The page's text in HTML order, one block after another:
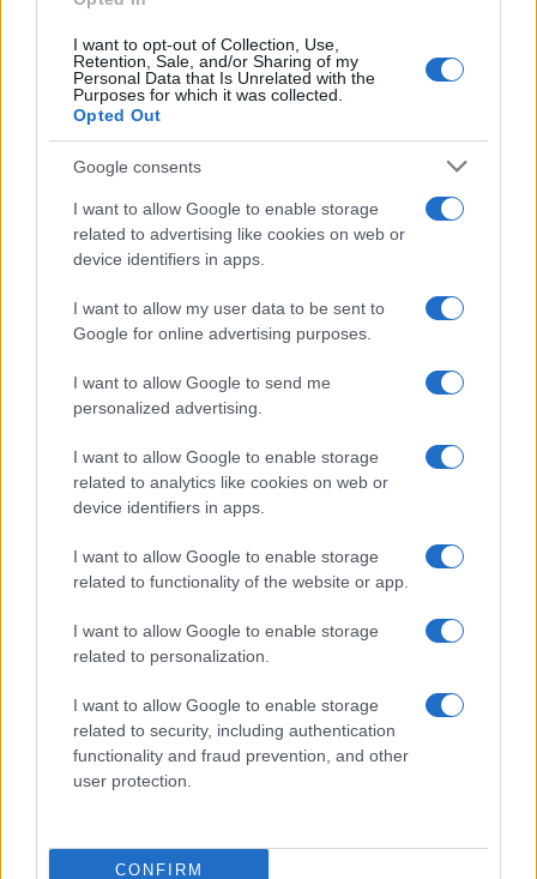
I want to opt-out of Collection, Use,
Retention, Sale, and/or Sharing of my
Personal Data that Is Unrelated with the
Purposes for which it was collected.
Opted Out
Google consents
I want to allow Google to enable storage
related to advertising like cookies on web or
device identifiers in apps.
I want to allow my user data to be sent to
Google for online advertising purposes.
I want to allow Google to send me
personalized advertising.
I want to allow Google to enable storage
related to analytics like cookies on web or
device identifiers in apps.
I want to allow Google to enable storage
related to functionality of the website or app.
I want to allow Google to enable storage
related to personalization.
I want to allow Google to enable storage
related to security, including authentication
functionality and fraud prevention, and other
user protection.
CONFIRM
totem, viene capovolta nel suo contrario:premia
la larghezza del giudicante e non la
competenza del giudicato
e se stesso. Finché il voto misurerà la clemenza
della commissione e non il sapere del ragazzo,
l’esame di Stato resterà una liturgia: solenne nella
forma, vacua nella sostanza. E ogni “todos
promessa tradita a chi ha studiato davvero.
Giulio Galetti, 7 agosto 2026